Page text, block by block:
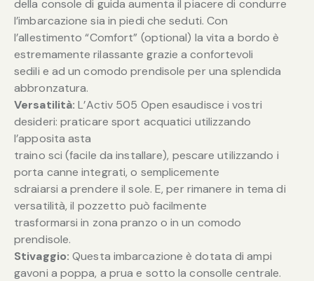
della console di guida aumenta il piacere di condurre
l’imbarcazione sia in piedi che seduti. Con
l’allestimento “Comfort” (optional) la vita a bordo è
estremamente rilassante grazie a confortevoli
sedili e ad un comodo prendisole per una splendida
abbronzatura.
Versatilità:L’Activ 505 Open esaudisce i vostri
desideri: praticare sport acquatici utilizzando
l’apposita asta
traino sci (facile da installare), pescare utilizzando i
porta canne integrati, o semplicemente
sdraiarsi a prendere il sole. E, per rimanere in tema di
versatilità, il pozzetto può facilmente
trasformarsi in zona pranzo o in un comodo
prendisole.
Stivaggio:Questa imbarcazione è dotata di ampi
gavoni a poppa, a prua e sotto la consolle centrale.